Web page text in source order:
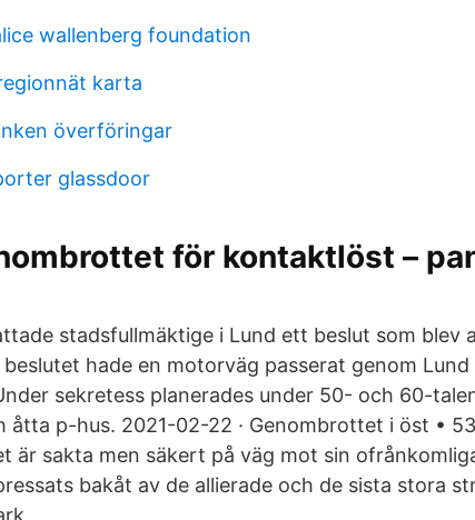
wallenberg foundation
karta
överföringar
glassdoor
för kontaktlöst –
stadsfullmäktige i Lund ett beslut som blev
hade en motorväg passerat genom
sekretess planerades under 50- och 60-
åtta p-hus. 2021-02-22 · Genombrottet i öst •
är sakta men säkert på väg mot sin
bakåt av de allierade och de sista stora